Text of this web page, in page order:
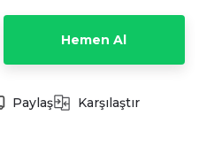
Hemen Al
Paylaş Karşılaştır